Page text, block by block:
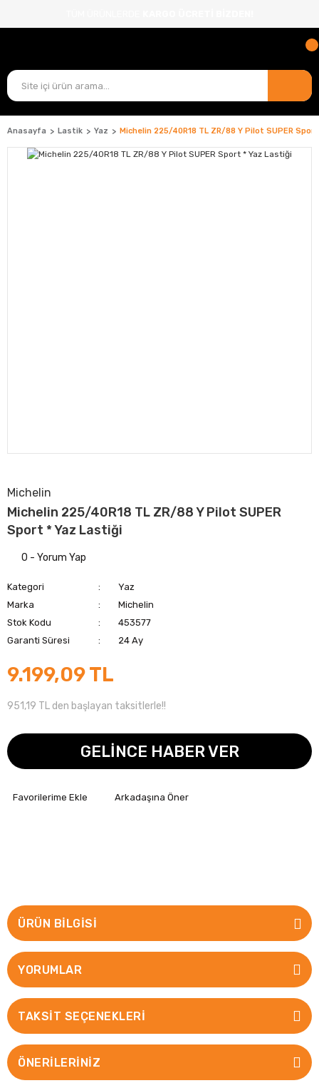
Anasayfa Lastik Yaz Michelin 225/40R18 TL ZR/88 Y Pilot SUPER
Michelin
Michelin 225/40R18 TL ZR/88 Y Pilot SUPER
Sport * Yaz Lastiği
0 - Yorum Yap
Kategori
Yaz
Marka
Michelin
Stok Kodu
453577
Garanti Süresi
24 Ay
9.199,09 TL
951,19 TL den başlayan taksitlerle!!
GELİNCE HABER VER
Arkadaşına Öner
ÜRÜN BILGISI
YORUMLAR
TAKSIT SEÇENEKLERI
ÖNERILERINIZ